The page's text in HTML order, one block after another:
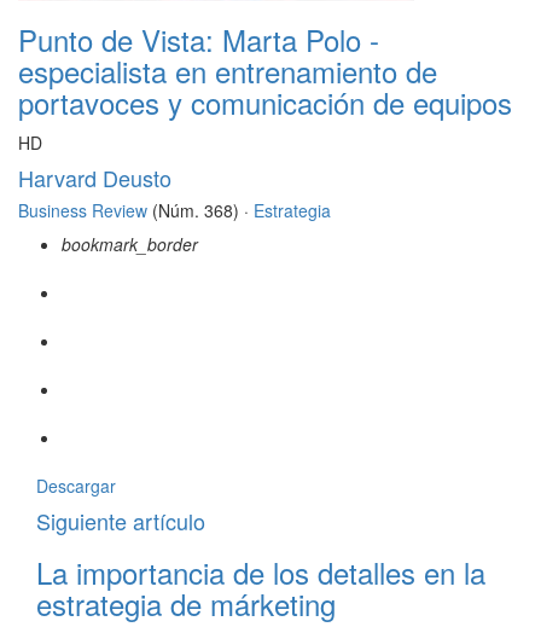
Punto de Vista: Marta Polo -
especialista en entrenamiento de
portavoces y comunicación de equipos
HD
Harvard Deusto
Business Review (Núm. 368) · Estrategia
bookmark_border
Descargar
Siguiente artículo
La importancia de los detalles en la
estrategia de márketing